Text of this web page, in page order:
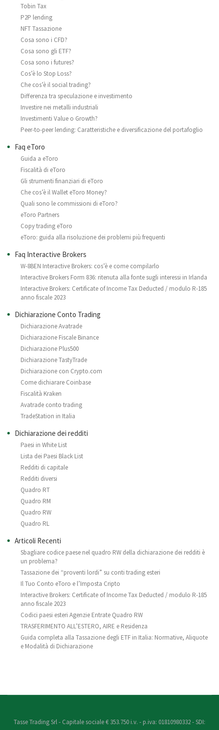
Tobin Tax
P2P lending
NFT Tassazione
Cosa sono i CFD?
Cosa sono gli ETF?
Cosa sono i futures?
Cos’è lo Stop Loss?
Che cos’è il social trading?
Differenza tra speculazione e investimento
Investire nei metalli industriali
Investimenti Value o Growth?
Peer-to-peer lending: Caratteristiche e diversificazione del portafoglio
Faq eToro
Guida a eToro
Fiscalità di eToro
Gli strumenti finanziari di eToro
Che cos’è il Wallet eToro Money?
Quali sono le commissioni di eToro?
eToro Partners
Copy trading eToro
eToro: guida alla risoluzione dei problemi più frequenti
Faq Interactive Brokers
W-8BEN Interactive Brokers: cos’è e come compilarlo
Interactive Brokers Form 836: ritenuta alla fonte sugli interessi in Irlanda
Interactive Brokers: Certificate of Income Tax Deducted / modulo R-185
anno fiscale 2023
Dichiarazione Conto Trading
Dichiarazione Avatrade
Dichiarazione Fiscale Binance
Dichiarazione Plus500
Dichiarazione TastyTrade
Dichiarazione con Crypto.com
Come dichiarare Coinbase
Fiscalità Kraken
Avatrade conto trading
TradeStation in Italia
Dichiarazione dei redditi
Paesi in White List
Lista dei Paesi Black List
Redditi di capitale
Redditi diversi
Quadro RT
Quadro RM
Quadro RW
Quadro RL
Articoli Recenti
Sbagliare codice paese nel quadro RW della dichiarazione dei redditi è
un problema?
Tassazione dei “proventi lordi” su conti trading esteri
Il Tuo Conto eToro e l’Imposta Cripto
Interactive Brokers: Certificate of Income Tax Deducted / modulo R-185
anno fiscale 2023
Codici paesi esteri Agenzie Entrate Quadro RW
TRASFERIMENTO ALL’ESTERO, AIRE e Residenza
Guida completa alla Tassazione degli ETF in Italia: Normative, Aliquote
e Modalità di Dichiarazione
Tasse Trading Srl - Capitale sociale € 353.750 i.v. - p.iva: 01810980332 - SDI: